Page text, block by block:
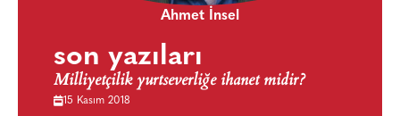
Ahmet İnsel
son yazıları
Milliyetçilik yurtseverliğe ihanet midir?
15 Kasım 2018